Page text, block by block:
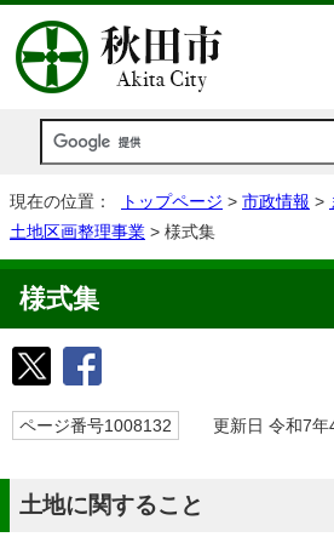
現在の位置： トップページ > 市政情報 >
土地区画整理事業 > 様式集
様式集
ページ番号1008132 更新日 令和7年
土地に関すること